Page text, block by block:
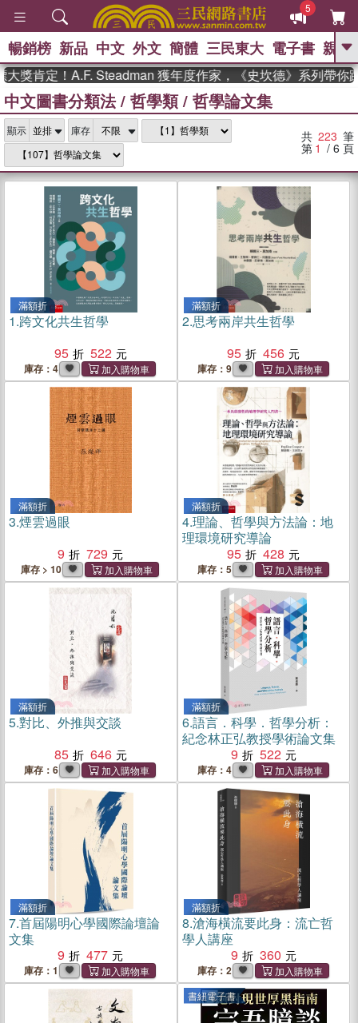
5
GO
熱搜： 東野圭吾 、 The Odyssey
父親節 、 如果歷史是一群喵 、 暑期
推薦 、 國際布克獎 臺灣漫遊錄 、 方
念華 、 台灣的李登輝時代 、 數學女
暢銷榜 新品 中文 外文 簡體 三民東大 電子書 親子
！A.F. Steadman 獲年度作家，《史坎德》系列帶你踏上熱
中文圖書分類法/ 哲學類/ 哲學論文集
顯示 庫存 共 223 筆
第 1 / 6 頁
滿額折
1.跨文化共生哲學
95
522
庫存：4
滿額折
2.思考兩岸共生哲學
95
456
庫存：9
滿額折
3.煙雲過眼
9
729
庫存 > 10
滿額折
4.理論、哲學與方法論：地
理環境研究導論
95
428
庫存：5
滿額折
5.對比、外推與交談
85
646
庫存：6
滿額折
6.語言．科學．哲學分析：
紀念林正弘教授學術論文集
9
522
庫存：4
滿額折
7.首屆陽明心學國際論壇論
文集
9
477
庫存：1
滿額折
8.滄海橫流要此身：流亡哲
學人講座
9
360
庫存：2
書紐電子書